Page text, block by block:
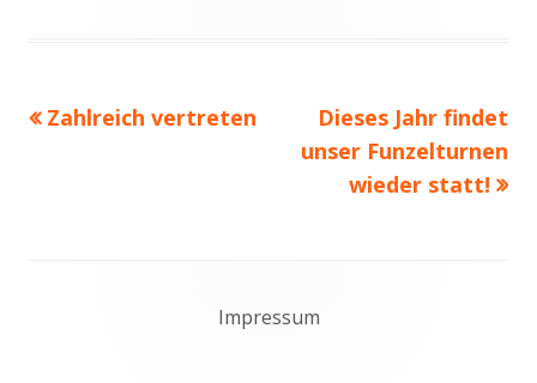
Beitragsnavigation
Vorheriger
Zahlreich vertreten
Nächster
Beitrag
Dieses Jahr findet
unser Funzelturnen
wieder statt!
Impressum